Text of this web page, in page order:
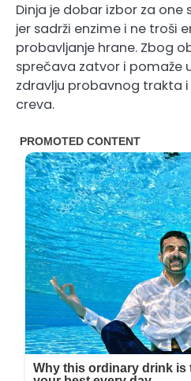
Dinja je dobar izbor za one
jer sadrži enzime i ne troši
probavljanje hrane. Zbog
sprečava zatvor i pomaže
zdravlju probavnog trakta
creva.